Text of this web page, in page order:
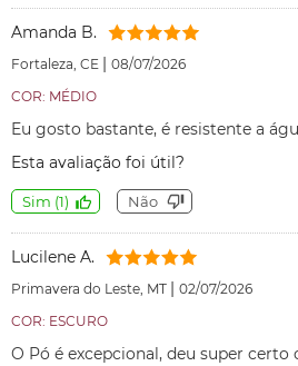
Amanda B.
Fortaleza, CE | 08/07/2026
COR: MÉDIO
Eu gosto bastante, é resistente a
Esta avaliação foi útil?
Sim (1) Não
Lucilene A.
Primavera do Leste, MT | 02/07/2026
COR: ESCURO
O Pó é excepcional, deu super